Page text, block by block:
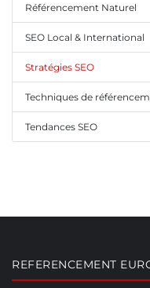
Référencement Naturel
SEO Local & International
Stratégies SEO
Techniques de
Tendances SEO
REFERENCEMENT